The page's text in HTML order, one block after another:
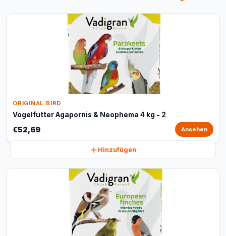
ORIGINAL BIRD
Vogelfutter Agapornis & Neophema 4 kg - 2
€52,69 Ansehen
Hinzufügen